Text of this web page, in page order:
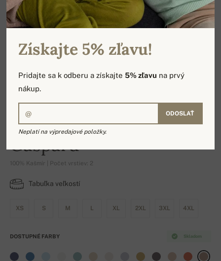
Gaspard
100% Kašmír | Počet vrstiev: 2
Tabuľka veľkostí
XS S M L XL 2XL 3XL 4XL
Skladom
DOSTUPNÉ FARBY
Získajte 5% zľavu!
Pridajte sa k odberu a získajte5% zľavu na prvý
nákup.
ODOSLAŤ
Neplatí na výpredajové položky.